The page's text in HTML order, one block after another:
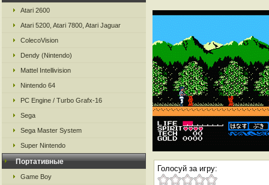
Atari 2600
Atari 5200, Atari 7800, Atari Jaguar
ColecoVision
Dendy (Nintendo)
Mattel Intellivision
Nintendo 64
PC Engine / Turbo Grafx-16
Sega
Sega Master System
Super Nintendo
Портативные
Game Boy
Голосуй за игру: